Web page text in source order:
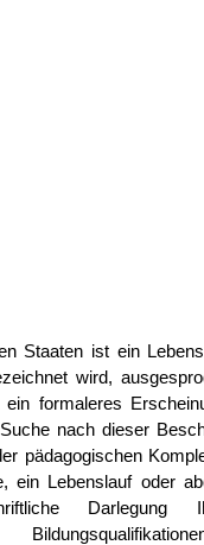
Staaten ist ein
wird,
ein formaleres
nach dieser
pädagogischen
ein Lebenslauf oder
Darlegung